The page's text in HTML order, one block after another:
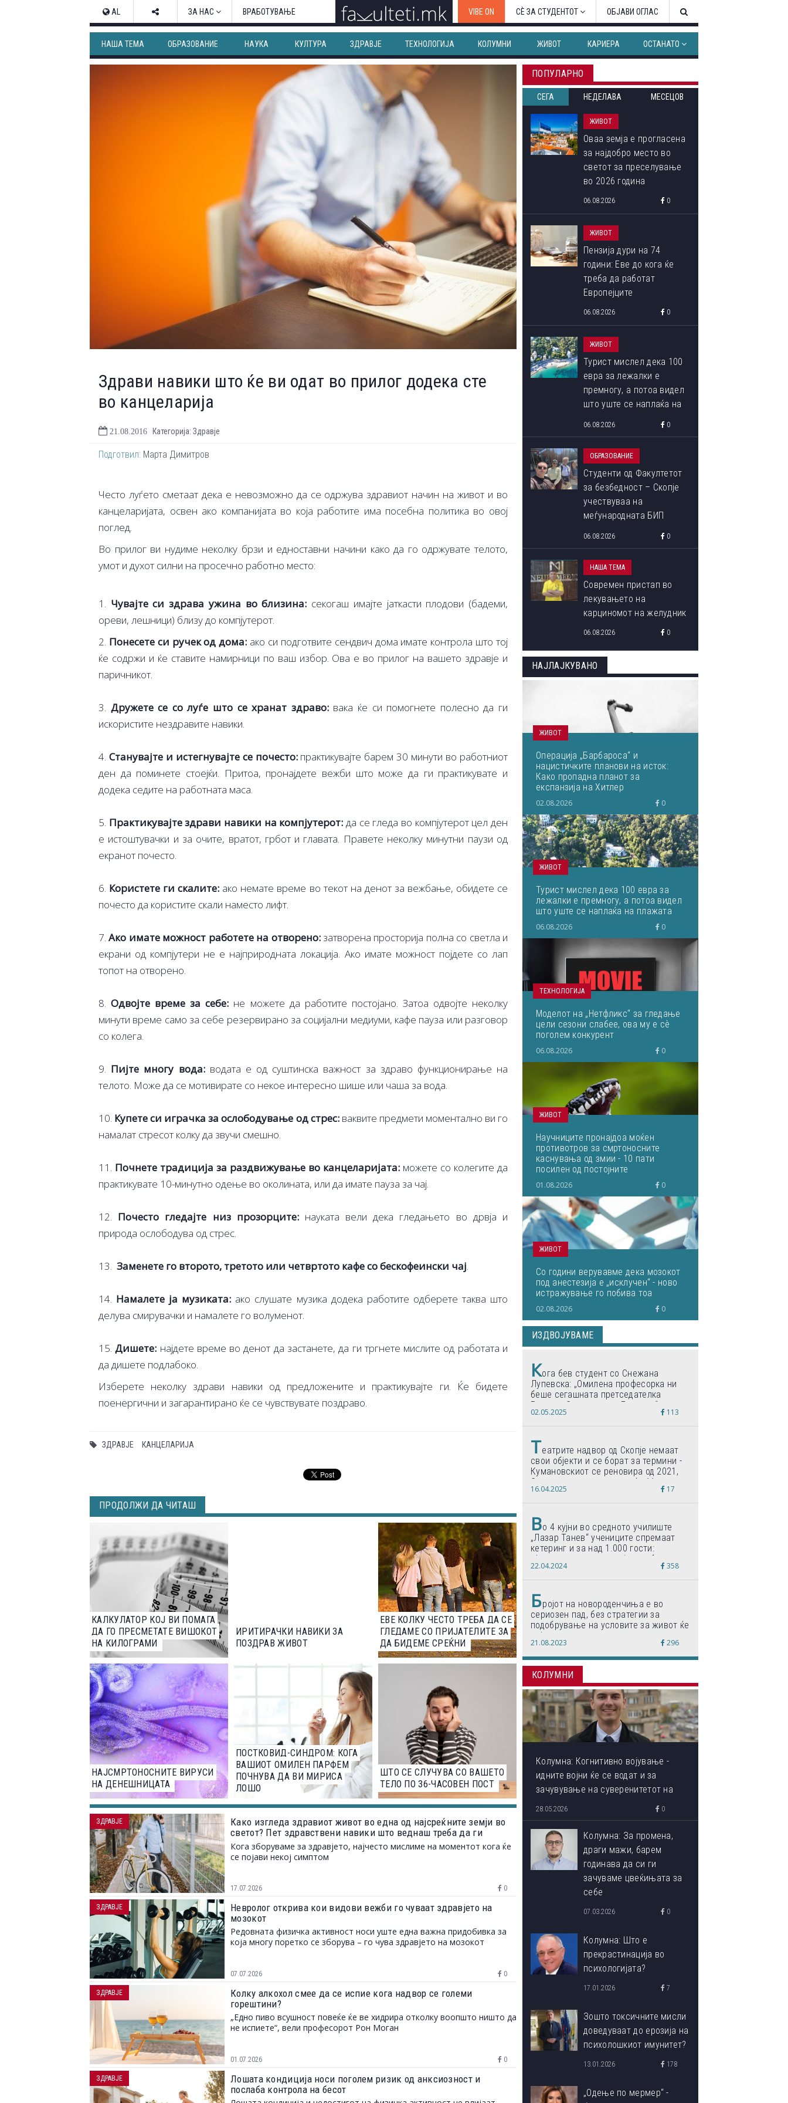
AL ЗА НАС ВРАБОТУВАЊЕ VIBE ON СЀ ЗА СТУДЕНТОТ ОБЈАВИ ОГЛАС
НАША ТЕМА ОБРАЗОВАНИЕ НАУКА КУЛТУРА ЗДРАВЈЕ ТЕХНОЛОГИЈА КОЛУМНИ ЖИВОТ КАРИЕРА ОСТАНАТО
Здрави навики што ќе ви одат во прилог додека сте
во канцеларија
21.08.2016 Категорија: Здравје
Подготвил: Марта Димитров
Често луѓето сметаат дека е невозможно да се одржува здравиот начин на живот и во
канцеларијата, освен ако компанијата во која работите има посебна политика во овој
поглед.
Во прилог ви нудиме неколку брзи и едноставни начини како да го одржувате телото,
умот и духот силни на просечно работно место:
1. Чувајте си здрава ужина во близина: секогаш имајте јаткасти плодови (бадеми,
ореви, лешници) близу до компјутерот.
2. Понесете си ручек од дома: ако си подготвите сендвич дома имате контрола што тој
ќе содржи и ќе ставите намирници по ваш избор. Ова е во прилог на вашето здравје и
паричникот.
3. Дружете се со луѓе што се хранат здраво:вака ќе си помогнете полесно да ги
искористите нездравите навики.
4. Станувајте и истегнувајте се почесто:практикувајте барем 30 минути во работниот
ден да поминете стоејќи. Притоа, пронајдете вежби што може да ги практикувате и
додека седите на работната маса.
5. Практикувајте здрави навики на компјутерот: да се гледа во компјутерот цел ден
е истоштувачки и за очите, вратот, грбот и главата. Правете неколку минутни паузи од
екранот почесто.
6. Користете ги скалите: ако немате време во текот на денот за вежбање, обидете се
почесто да користите скали наместо лифт.
7.Ако имате можност работете на отворено:затворена просторија полна со светла и
екрани од компјутери не е најприродната локација. Ако имате можност појдете со лап
топот на отворено.
8.Одвојте време за себе: не можете да работите постојано. Затоа одвојте неколку
минути време само за себе резервирано за социјални медиуми, кафе пауза или разговор
со колега.
9. Пијте многу вода:водата е од суштинска важност за здраво функционирање на
телото. Може да се мотивирате со некое интересно шише или чаша за вода.
10. Купете си играчка за ослободување од стрес:ваквите предмети моментално ви го
намалат стресот колку да звучи смешно.
11. Почнете традиција за раздвижување во канцеларијата: можете со колегите да
практикувате 10-минутно одење во околината, или да имате пауза за чај.
12. Почесто гледајте низ прозорците:науката вели дека гледањето во дрвја и
природа ослободува од стрес.
13. Заменете го второто, третото или четвртото кафе со бескофеински чај
14. Намалете ја музиката: ако слушате музика додека работите одберете таква што
делува смирувачки и намалете го волуменот.
15.Дишете: најдете време во денот да застанете, да ги тргнете мислите од работата и
да дишете подлабоко.
Изберете неколку здрави навики од предложените и практикувајте ги. Ќе бидете
поенергични и загарантирано ќе се чувствувате поздраво.
ЗДРАВЈЕ КАНЦЕЛАРИЈА
ПРОДОЛЖИ ДА ЧИТАШ
КАЛКУЛАТОР КОЈ ВИ ПОМАГА
ДА ГО ПРЕСМЕТАТЕ ВИШОКОТ
НА КИЛОГРАМИ
ИРИТИРАЧКИ НАВИКИ ЗА
ПОЗДРАВ ЖИВОТ
ЕВЕ КОЛКУ ЧЕСТО ТРЕБА ДА СЕ
ГЛЕДАМЕ СО ПРИЈАТЕЛИТЕ ЗА
ДА БИДЕМЕ СРЕЌНИ
НАЈСМРТОНОСНИТЕ ВИРУСИ
НА ДЕНЕШНИЦАТА
ПОСТКОВИД-СИНДРОМ: КОГА
ВАШИОТ ОМИЛЕН ПАРФЕМ
ПОЧНУВА ДА ВИ МИРИСА
ЛОШО
ШТО СЕ СЛУЧУВА СО ВАШЕТО
ТЕЛО ПО 36-ЧАСОВЕН ПОСТ
Како изгледа здравиот живот во една од најсреќните земји во
светот? Пет здравствени навики што веднаш треба да ги
усвоиме
Кога зборуваме за здравјето, најчесто мислиме на моментот кога ќе
се појави некој симптом
17.07.2026 0
ЗДРАВЈЕ
Невролог открива кои видови вежби го чуваат здравјето на
мозокот
Редовната физичка активност носи уште една важна придобивка за
која многу поретко се зборува – го чува здравјето на мозокот
07.07.2026 0
ЗДРАВЈЕ
Колку алкохол смее да се испие кога надвор се големи
горештини?
„Едно пиво всушност повеќе ќе ве хидрира отколку воопшто ништо да
не испиете“, вели професорот Рон Моган
01.07.2026 0
ЗДРАВЈЕ
Лошата кондиција носи поголем ризик од анксиозност и
послаба контрола на бесот
ЗДРАВЈЕ
ПОПУЛАРНО
СЕГА НЕДЕЛАВА МЕСЕЦОВ
ЖИВОТ
Оваа земја е прогласена
за најдобро место во
светот за преселување
во 2026 година
06.08.2026 0
ЖИВОТ
Пензија дури на 74
години: Еве до кога ќе
треба да работат
Европејците
06.08.2026 0
ЖИВОТ
Турист мислел дека 100
евра за лежалки е
премногу, а потоа видел
што уште се наплаќа на
06.08.2026 0
ОБРАЗОВАНИЕ
Студенти од Факултетот
за безбедност – Скопје
учествуваа на
меѓународната БИП
06.08.2026 0
НАША ТЕМА
Современ пристап во
лекувањето на
карциномот на желудник
06.08.2026 0
НАЈЛАЈКУВАНО
ЖИВОТ
Операција „Барбароса“ и
нацистичките планови на исток:
Како пропадна планот за
експанзија на Хитлер
02.08.2026 0
ЖИВОТ
Турист мислел дека 100 евра за
лежалки е премногу, а потоа видел
што уште се наплаќа на плажата
06.08.2026 0
ТЕХНОЛОГИЈА
Моделот на „Нетфликс“ за гледање
цели сезони слабее, ова му е сѐ
поголем конкурент
06.08.2026 0
ЖИВОТ
Научниците пронајдоа моќен
противотров за смртоносните
каснувања од змии - 10 пати
посилен од постојните
01.08.2026 0
ЖИВОТ
Со години верувавме дека мозокот
под анестезија е „исклучен“ - ново
истражување го побива тоа
02.08.2026 0
ИЗДВОЈУВАМЕ
Кога бев студент со Снежана
Лупевска: „Омилена професорка ни
беше сегашната претседателка
Гордана Сиљановска-Давкова“
02.05.2025 113
Театрите надвор од Скопје немаат
свои објекти и се борат за термини -
Кумановскиот се реновира од 2021,
Струмичкиот се гради веќе 11 години
16.04.2025 17
Во 4 кујни во средното училиште
„Лазар Танев“ учениците спремаат
кетеринг и за над 1.000 гости:
„Формиравме компанија и работиме
по светски стандарди“
22.04.2024 358
Бројот на новороденчиња е во
сериозен пад, без стратегии за
подобрување на условите за живот ќе
дојде до затворање на училишта,
предупредуваат експертите
21.08.2023 296
КОЛУМНИ
Колумна: Когнитивно војување -
идните војни ќе се водат и за
зачувување на суверенитетот на
сопствениот ум
28.05.2026 0
Колумна: За промена,
драги мажи, барем
годинава да си ги
зачуваме цвеќињата за
себе
07.03.2026 0
Колумна: Што е
прекрастинација во
психологијата?
17.01.2026 7
Зошто токсичните мисли
доведуваат до ерозија на
психолошкиот имунитет?
13.01.2026 178
„Одење по мермер“ -